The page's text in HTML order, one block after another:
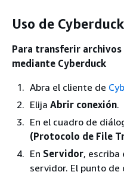
Uso de Cyberduck
Para transferir archivos
mediante Cyberduck
Abra el cliente de
Elija Abrir conexión.
En el cuadro de
(Protocolo de File
En Servidor, escriba
servidor. El punto de